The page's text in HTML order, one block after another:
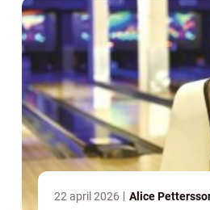
22 april 2026 Alice